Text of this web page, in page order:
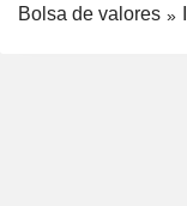
Bolsa de valores